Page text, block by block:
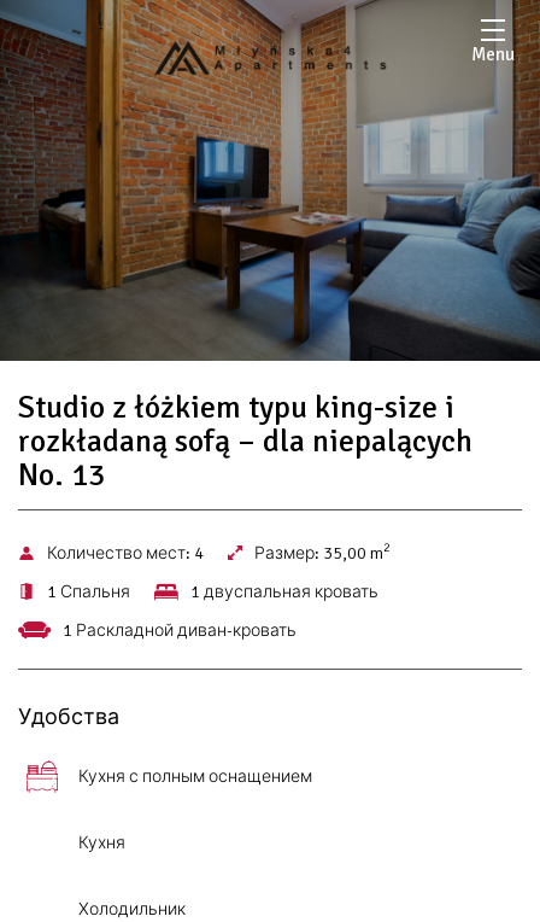
Menu
Studio z łóżkiem typu king-size i
rozkładaną sofą – dla niepalących
No. 13
Количество мест: 4 Размер: 35,00 m2
1 Спальня
1 двуспальная кровать
1 Раскладной диван-кровать
Удобства
Кухня с полным оснащением
Кухня
Холодильник